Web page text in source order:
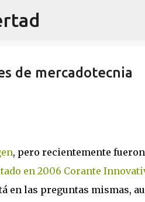
de mercadotecnia
, pero recientemente
en 2006 Corante
en las preguntas mismas,